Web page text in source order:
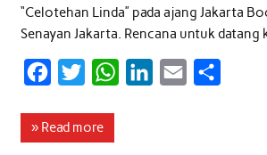
“Celotehan Linda” pada ajang Jakarta
Senayan Jakarta. Rencana untuk datang
c
i
W
» Read more